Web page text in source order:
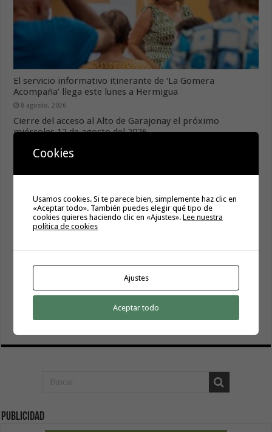
El servicio informativo itinerante de ‘La Gomera
Acompaña’ llega este lunes a Hermigua
8 agosto, 2026
Cierre del acceso al Alto de Garajonay el próximo
miércoles 12 de agosto del 2026
El Cabildo inicia la fase final de la adecuación del entorno
de La Rajita con la pavimentación de los aparcamientos
8 agosto, 2026
Publicidad
Cookies
Usamos cookies. Si te parece bien, simplemente haz clic en
«Aceptar todo». También puedes elegir qué tipo de
cookies quieres haciendo clic en «Ajustes».Lee nuestra
política de cookies
Ajustes
Aceptar todo